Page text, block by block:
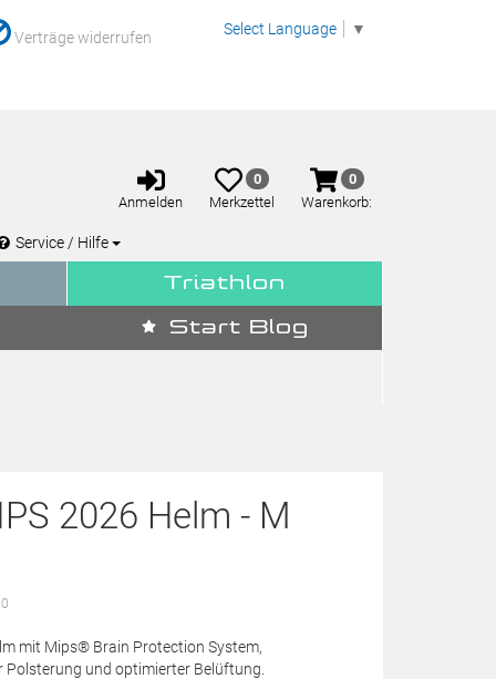
Verträge widerrufen Select Language ▼
Anmelden
Merkzettel
aufklappen
0
Merkzettel
Warenkorb
aufklappen
0
Warenkorb:
Service / Hilfe
Triathlon
Start Blog
2026 Helm - M
mit Mips® Brain Protection System,
und optimierter Belüftung.